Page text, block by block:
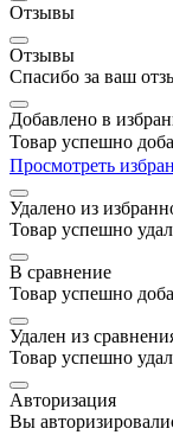
Отзывы
Отзывы
Спасибо за ваш
Добавлено в
Товар успешно
Просмотреть
Удалено из
Товар успешно
В сравнение
Товар успешно
Удален из
Товар успешно
Авторизация
Вы